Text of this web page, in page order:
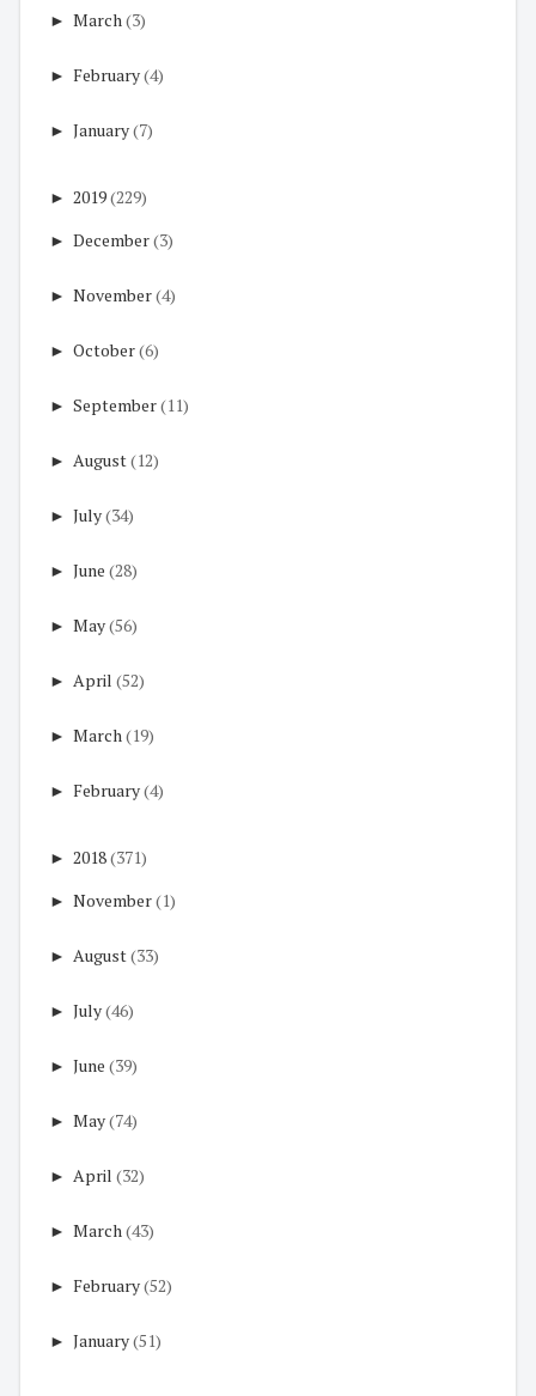
► March (3)
► February(4)
► January(7)
► 2019(229)
► December(3)
► November(4)
► October(6)
► September(11)
► August(12)
► July(34)
► June (28)
► May(56)
► April (52)
► March (19)
► February(4)
► 2018(371)
► November(1)
► August(33)
► July(46)
► June (39)
► May(74)
► April (32)
► March (43)
► February(52)
► January(51)